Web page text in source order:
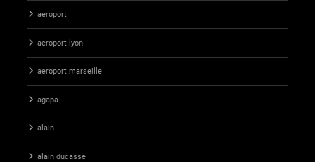
aeroport
aeroport lyon
aeroport marseille
agapa
alain
alain ducasse